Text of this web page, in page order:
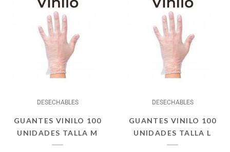
DESECHABLES
GUANTES VINILO 100
UNIDADES TALLA M
DESECHABLES
GUANTES VINILO 100
UNIDADES TALLA L